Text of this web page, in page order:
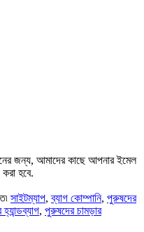
জন্য, আমাদের কাছে আপনার ইমেল
হবে.
সাইটম্যাপ,ব্যাগ কোম্পানি, পুরুষদের
হ্যান্ডব্যাগ, পুরুষদের চামড়ার